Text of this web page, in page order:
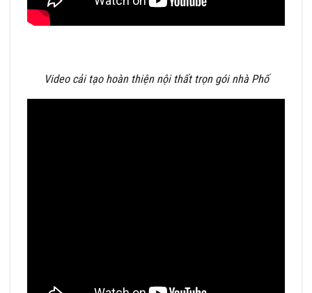
Video cải tạo hoàn thiện nội thất trọn gói nhà Phố